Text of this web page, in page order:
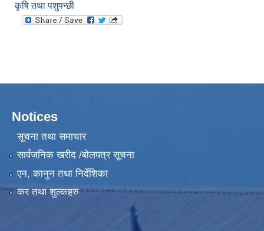
कृषि तथा पशुपन्छी
Notices
सूचना तथा समाचार
सार्वजनिक खरीद /बोलपत्र सूचना
एन, कानुन तथा निर्देशिका
कर तथा शुल्कहरु